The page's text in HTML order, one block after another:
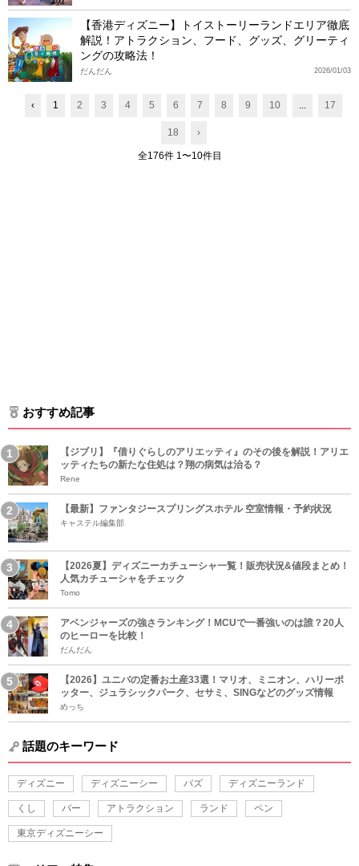
【香港ディズニー】トイストーリーランドエリア徹底
解説！アトラクション、フード、グッズ、グリーティ
ングの攻略法！
2026/01/03
だんだん
‹ 1 2 3 4 5 6 7 8 9 10 ... 17
18 ›
全176件 1〜10件目
おすすめ記事
【ジブリ】『借りぐらしのアリエッティ』のその後を解説！アリエ
ッティたちの新たな住処は？翔の病気は治る？
Rene
【最新】ファンタジースプリングスホテル 空室情報・予約状況
キャステル編集部
【2026夏】ディズニーカチューシャ一覧！販売状況&値段まとめ！
人気カチューシャをチェック
Tomo
アベンジャーズの強さランキング！MCUで一番強いのは誰？20人
のヒーローを比較！
だんだん
【2026】ユニバの定番お土産33選！マリオ、ミニオン、ハリーポ
ッター、ジュラシックパーク、セサミ、SINGなどのグッズ情報
めっち
話題のキーワード
ディズニー ディズニーシー バズ ディズニーランド
くし バー アトラクション ランド ペン
東京ディズニーシー